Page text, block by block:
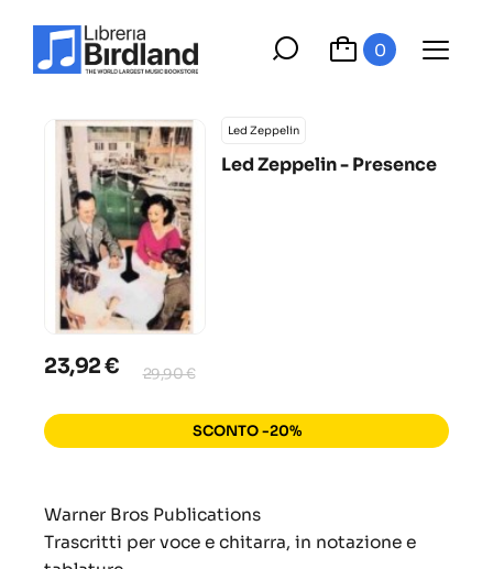
0
Led Zeppelin
Led Zeppelin - Presence
23,92 € 29,90 €
SCONTO -20%
Warner Bros Publications
Trascritti per voce e chitarra, in notazione e